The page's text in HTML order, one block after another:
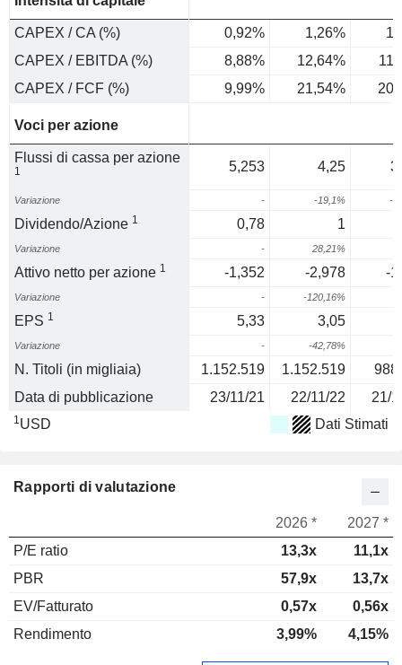
CAPEX / CA (%) 0,92% 1,26%
CAPEX / EBITDA (%)
8,88% 12,64%
CAPEX / FCF (%)
9,99% 21,54%
Voci per azione
Flussi di cassa per azione
1 5,253 4,25
Variazione - -19,1% -
Dividendo/Azione 1 0,78 1
Variazione - 28,21%
Attivo netto per azione 1 -1,352 -2,978 -
Variazione - -120,16%
EPS 1 5,33 3,05
Variazione - -42,78%
N. Titoli (in migliaia) 1.152.519 1.152.519
Data di pubblicazione
23/11/21 22/11/22 21/
1USD Dati Stimati
Rapporti di valutazione
2026 *
2027 *
P/E ratio
13,3x
11,1x
PBR
57,9x
13,7x
EV/Fatturato
0,57x
0,56x
Rendimento
3,99% 4,15%